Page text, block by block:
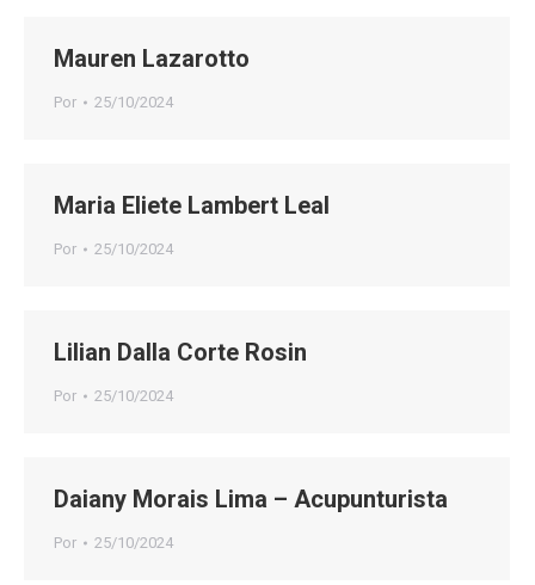
Mauren Lazarotto
Por 25/10/2024
Maria Eliete Lambert Leal
Por 25/10/2024
Lilian Dalla Corte Rosin
Por 25/10/2024
Daiany Morais Lima – Acupunturista
Por 25/10/2024